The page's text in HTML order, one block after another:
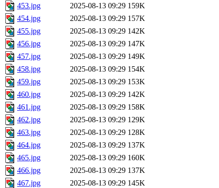
453.jpg
2025-08-13 09:29 159K
454.jpg
2025-08-13 09:29 157K
455.jpg
2025-08-13 09:29 142K
456.jpg
2025-08-13 09:29 147K
457.jpg
2025-08-13 09:29 149K
458.jpg
2025-08-13 09:29 154K
459.jpg
2025-08-13 09:29 153K
460.jpg
2025-08-13 09:29 142K
461.jpg
2025-08-13 09:29 158K
462.jpg
2025-08-13 09:29 129K
463.jpg
2025-08-13 09:29 128K
464.jpg
2025-08-13 09:29 137K
465.jpg
2025-08-13 09:29 160K
466.jpg
2025-08-13 09:29 137K
467.jpg
2025-08-13 09:29 145K